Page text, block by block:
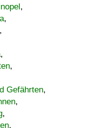
,
,
,
,
,
Gefährten,
,
,
,